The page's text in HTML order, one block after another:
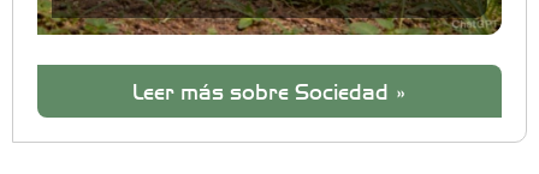
Leer más sobre Sociedad »